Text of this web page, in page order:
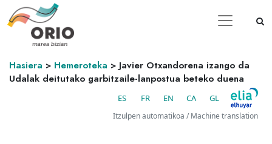
Hasiera > Hemeroteka >Javier Otxandorena izango da
Udalak deitutako garbitzaile-lanpostua beteko duena
ES FR EN CA GL
Itzulpen automatikoa / Machine translation